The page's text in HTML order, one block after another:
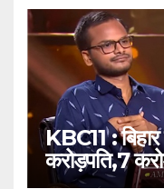
KBC11 :
करोड़पति,7